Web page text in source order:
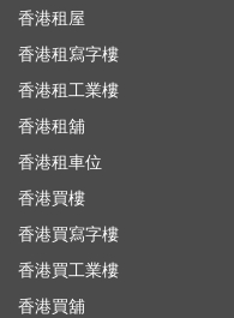
香港租屋
香港租寫字樓
香港租工業樓
香港租舖
香港租車位
香港買樓
香港買寫字樓
香港買工業樓
香港買舖